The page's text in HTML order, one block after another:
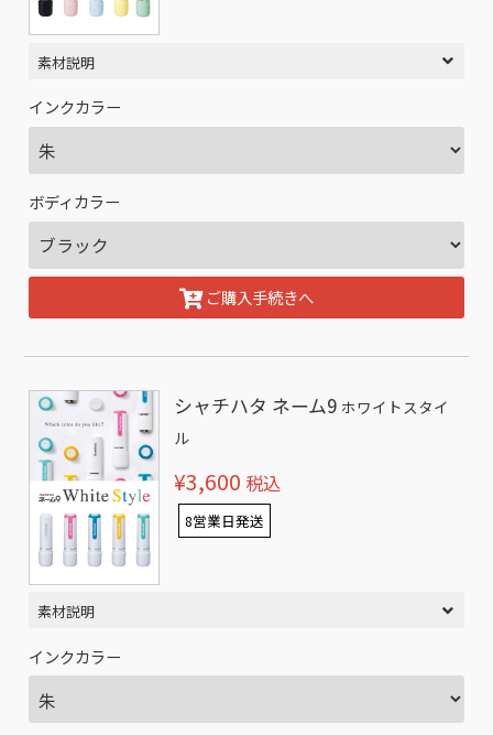
素材説明
インクカラー
ボディカラー
ご購入手続きへ
シャチハタ ネーム9 ホワイトスタイ
ル
¥3,600 税込
8営業日発送
素材説明
インクカラー